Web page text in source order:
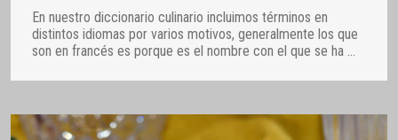
En nuestro diccionario culinario incluimos términos en
distintos idiomas por varios motivos, generalmente los que
son en francés es porque es el nombre con el que se ha …